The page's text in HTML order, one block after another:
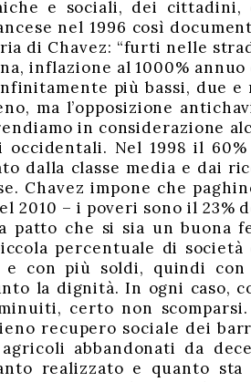
e sociali, dei cittadini,
nel 1996 così
di Chavez: “furti nelle
inflazione al 1000% annuo
più bassi, due e
ma l’opposizione
in considerazione
Nel 1998 il 60%
dalla classe media e dai
Chavez impone che
2010 – i poveri sono il 23%
patto che si sia un buona
percentuale di società
con più soldi, quindi con
la dignità. In ogni caso,
certo non scomparsi.
recupero sociale dei
abbandonati da
realizzato e quanto sta